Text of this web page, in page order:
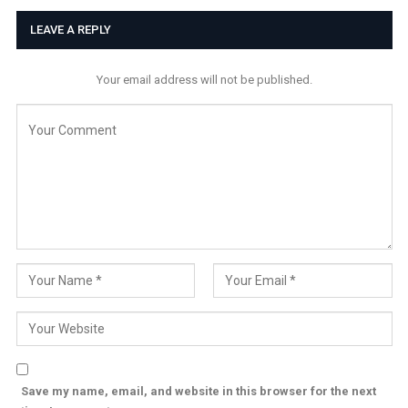
LEAVE A REPLY
Your email address will not be published.
Save my name, email, and website in this browser for the next